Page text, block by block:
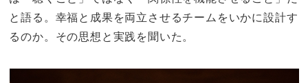
と語る。幸福と成果を両立させるチームをいかに設計す
るのか。その思想と実践を聞いた。